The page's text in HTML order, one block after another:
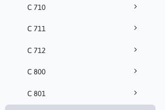
C 710
C 711
C 712
C 800
C 801